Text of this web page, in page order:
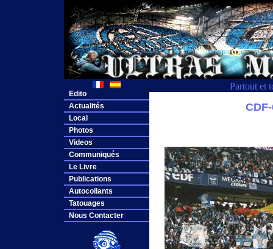
Partout et
Edito
Actualités
Local
Photos
Videos
Communiqués
Le Livre
Publications
Autocollants
Tatouages
Nous Contacter